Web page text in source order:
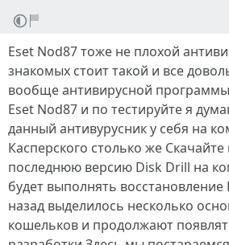
Eset Nod87 тоже не плохой
знакомых стоит такой и все
вообще антивирусной
Eset Nod87 и по тестируйте я
данный антивурусник у себя на
Касперского столько же Скачайте
последнюю версию Disk Drill на
будет выполнять
назад выделилось несколько
кошельков и продолжают